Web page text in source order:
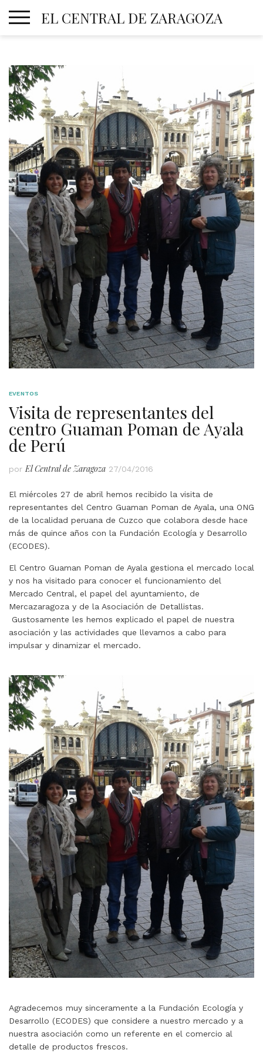
EL CENTRAL DE ZARAGOZA
EVENTOS
Visita de representantes del
centro Guaman Poman de Ayala
de Perú
por El Central de Zaragoza 27/04/2016
El miércoles 27 de abril hemos recibido la visita de
representantes del Centro Guaman Poman de Ayala, una ONG
de la localidad peruana de Cuzco que colabora desde hace
más de quince años con la Fundación Ecología y Desarrollo
(ECODES).
El Centro Guaman Poman de Ayala gestiona el mercado local
y nos ha visitado para conocer el funcionamiento del
Mercado Central, el papel del ayuntamiento, de
Mercazaragoza y de la Asociación de Detallistas.
Gustosamente les hemos explicado el papel de nuestra
asociación y las actividades que llevamos a cabo para
impulsar y dinamizar el mercado.
Agradecemos muy sinceramente a la Fundación Ecología y
Desarrollo (ECODES) que considere a nuestro mercado y a
nuestra asociación como un referente en el comercio al
detalle de productos frescos.